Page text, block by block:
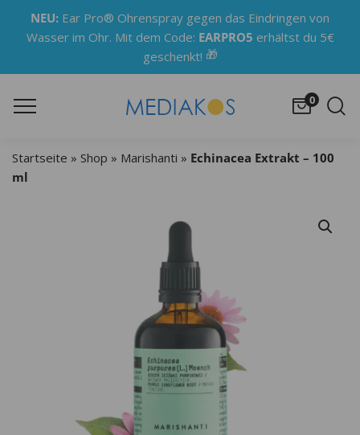
NEU: Ear Pro® Ohrenspray gegen das Eindringen von
Wasser im Ohr. Mit dem Code: EARPRO5 erhältst du 5€
geschenkt! 🎁
0
Startseite » Shop » Marishanti » Echinacea Extrakt – 100
ml